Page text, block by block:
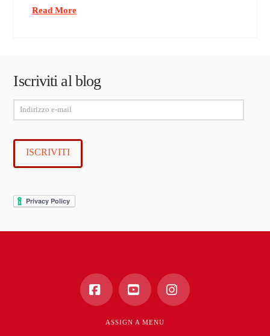
Read More
Iscriviti al blog
Indirizzo
e-
mail
ISCRIVITI
FacebookYouTube
ASSIGN A MENU